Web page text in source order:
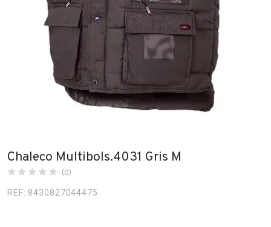
Catálogos
Fabricantes
Contacto
Chaleco Multibols.4031 Gris M
(0)
REF: 8430827044475